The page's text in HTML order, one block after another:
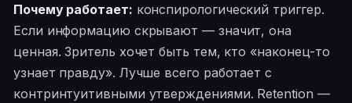
Почему работает: конспирологический триггер.
Если информацию скрывают — значит, она
ценная. Зритель хочет быть тем, кто «наконец-то
узнает правду». Лучше всего работает с
контринтуитивными утверждениями. Retention —